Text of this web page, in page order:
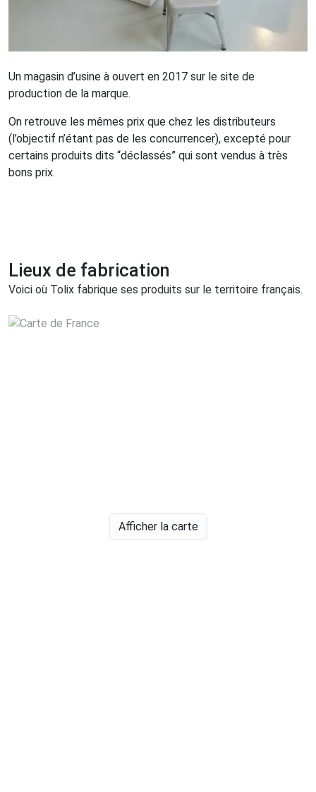
Un magasin d’usine à ouvert en 2017 sur le site de
production de la marque.
On retrouve les mêmes prix que chez les distributeurs
(l’objectif n’étant pas de les concurrencer), excepté pour
certains produits dits “déclassés” qui sont vendus à très
bons prix.
Lieux de fabrication
Voici où Tolix fabrique ses produits sur le territoire français.
Afficher la carte